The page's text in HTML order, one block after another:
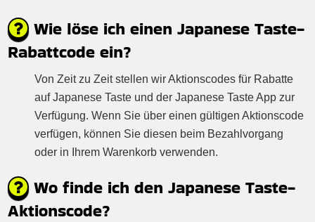
Wie löse ich einen Japanese Taste-
Rabattcode ein?
Von Zeit zu Zeit stellen wir Aktionscodes für Rabatte
auf Japanese Taste und der Japanese Taste App zur
Verfügung. Wenn Sie über einen gültigen Aktionscode
verfügen, können Sie diesen beim Bezahlvorgang
oder in Ihrem Warenkorb verwenden.
Wo finde ich den Japanese Taste-
Aktionscode?